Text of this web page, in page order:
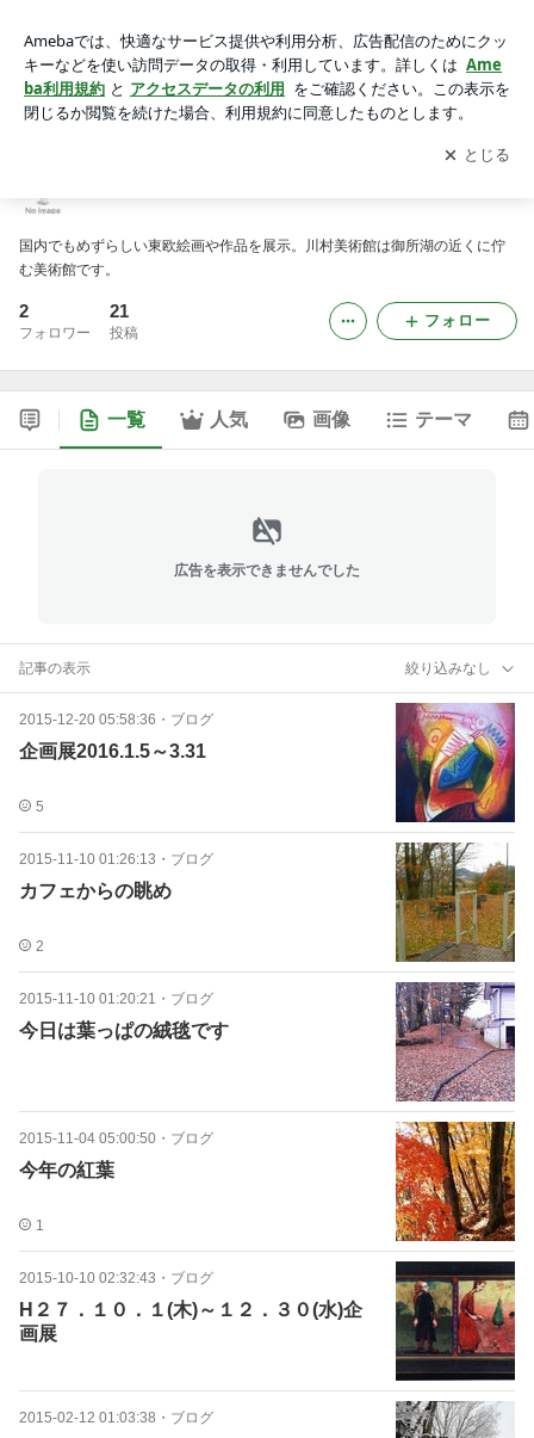
アプリをダウンロードして ブログの更新通知
を受け取りまし
ょう。
開く
国内でもめずらしい東欧絵画や作品を展示。川村美術館は御所湖の近くに佇
む美術館です。
2
フォロワー
21
投稿
フォロー
一覧 人気 画像 テーマ
広告を表示できませんでした
記事の表示 絞り込みなし
2015-12-20 05:58:36 ・ ブログ
企画展2016.1.5～3.31
5
2015-11-10 01:26:13 ・ ブログ
カフェからの眺め
2
2015-11-10 01:20:21 ・ ブログ
今日は葉っぱの絨毯です
2015-11-04 05:00:50 ・ ブログ
今年の紅葉
1
2015-10-10 02:32:43 ・ ブログ
H２７．１０．１(木)～１２．３０(水)企
画展
2015-02-12 01:03:38 ・ ブログ